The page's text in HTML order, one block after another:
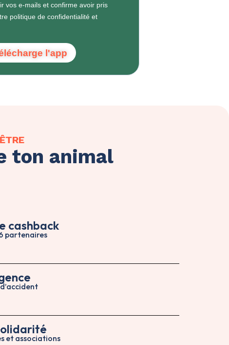
vos e-mails et confirme avoir pris
politique de confidentialité et
l'app
ton animal
cashback
partenaires
et associations